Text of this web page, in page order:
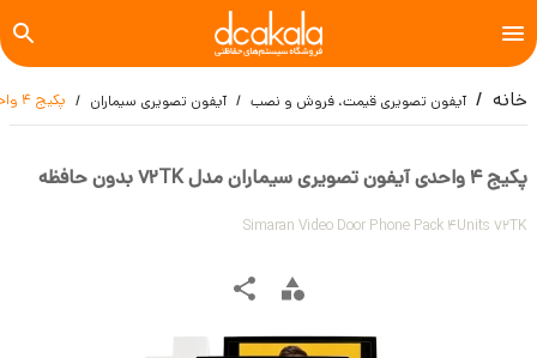
خانه آیفون تصویری قیمت، فروش و نصب آیفون تصویری سیماران پکیج 4 واحدی آیفون تصویری سیماران مدل 72TK بدون حافظه
پکیج 4 واحدی آیفون تصویری سیماران مدل 72TK بدون حافظه
Simaran Video Door Phone Pack 4Units 72TK